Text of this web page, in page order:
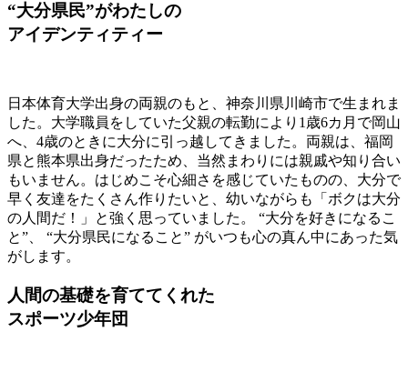
“大分県民”がわたしの
アイデンティティー
日本体育大学出身の両親のもと、神奈川県川崎市で生まれま
した。大学職員をしていた父親の転勤により1歳6カ月で岡山
へ、4歳のときに大分に引っ越してきました。両親は、福岡
県と熊本県出身だったため、当然まわりには親戚や知り合い
もいません。はじめこそ心細さを感じていたものの、大分で
早く友達をたくさん作りたいと、幼いながらも「ボクは大分
の人間だ！」と強く思っていました。 “大分を好きになるこ
と”、 “大分県民になること” がいつも心の真ん中にあった気
がします。
人間の基礎を育ててくれた
スポーツ少年団